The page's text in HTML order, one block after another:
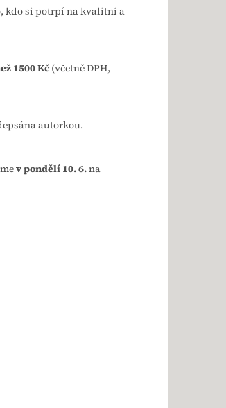
kdo si potrpí na kvalitní a
1500 Kč (včetně DPH,
autorkou.
v pondělí 10. 6.na